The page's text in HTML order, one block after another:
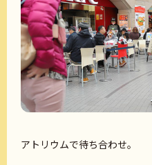
アトリウムで待ち合わせ。